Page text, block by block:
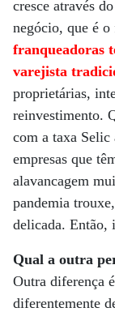
cresce através
negócio, que é o
franqueadoras
varejista
proprietárias,
reinvestimento.
com a taxa Selic
empresas que
alavancagem
pandemia
delicada. Então,
Qual a outra
Outra diferença
diferentemente